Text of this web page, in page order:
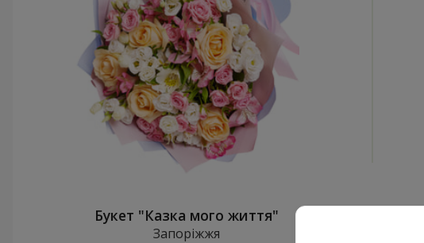
Букет "Казка мого життя"
Запоріжжя